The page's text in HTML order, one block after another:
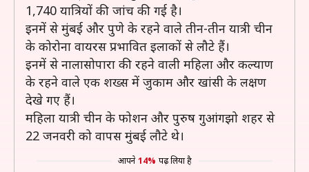
1,740 यात्रियों की जांच की गई है।
इनमें से मुंबई और पुणे के रहने वाले तीन-तीन यात्री चीन
के कोरोना वायरस प्रभावित इलाकों से लौटे हैं।
इनमें से नालासोपारा की रहने वाली महिला और कल्याण
के रहने वाले एक शख्स में जुकाम और खांसी के लक्षण
देखे गए हैं।
महिला यात्री चीन के फोशन और पुरुष गुआंगझो शहर से
22 जनवरी को वापस मुंबई लौटे थे।
आपने 14% पढ़ लिया है